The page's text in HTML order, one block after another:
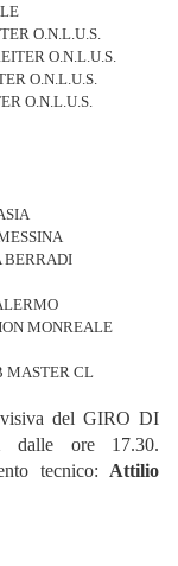
O.N.L.U.S.
O.N.L.U.S.
O.N.L.U.S.
O.N.L.U.S.
BERRADI
MONREALE
MASTER CL
del GIRO DI
dalle ore 17.30.
tecnico: Attilio